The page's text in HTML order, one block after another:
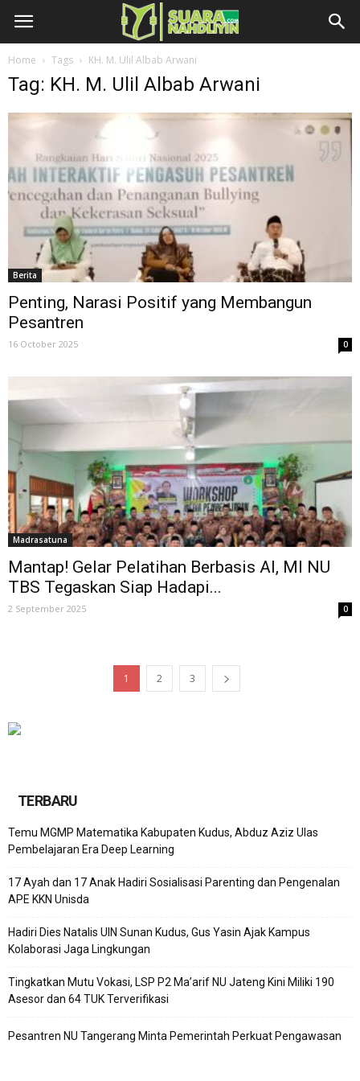
Home Tags KH. M. Ulil Albab Arwani
Tag: KH. M. Ulil Albab Arwani
Berita
Penting, Narasi Positif yang Membangun
Pesantren
16 October 2025 0
Madrasatuna
Mantap! Gelar Pelatihan Berbasis AI, MI NU
TBS Tegaskan Siap Hadapi...
2 September 2025 0
1 2 3
TERBARU
Temu MGMP Matematika Kabupaten Kudus, Abduz Aziz Ulas
Pembelajaran Era Deep Learning
17 Ayah dan 17 Anak Hadiri Sosialisasi Parenting dan Pengenalan
APE KKN Unisda
Hadiri Dies Natalis UIN Sunan Kudus, Gus Yasin Ajak Kampus
Kolaborasi Jaga Lingkungan
Tingkatkan Mutu Vokasi, LSP P2 Ma’arif NU Jateng Kini Miliki 190
Asesor dan 64 TUK Terverifikasi
Pesantren NU Tangerang Minta Pemerintah Perkuat Pengawasan